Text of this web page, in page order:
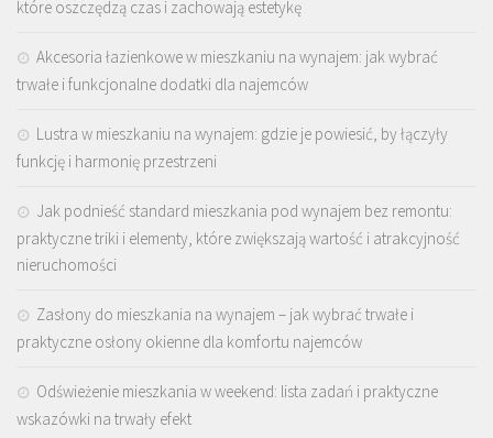
które oszczędzą czas i zachowają estetykę
Akcesoria łazienkowe w mieszkaniu na wynajem: jak wybrać
trwałe i funkcjonalne dodatki dla najemców
Lustra w mieszkaniu na wynajem: gdzie je powiesić, by łączyły
funkcję i harmonię przestrzeni
Jak podnieść standard mieszkania pod wynajem bez remontu:
praktyczne triki i elementy, które zwiększają wartość i atrakcyjność
nieruchomości
Zasłony do mieszkania na wynajem – jak wybrać trwałe i
praktyczne osłony okienne dla komfortu najemców
Odświeżenie mieszkania w weekend: lista zadań i praktyczne
wskazówki na trwały efekt